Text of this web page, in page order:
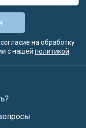
на обработку
с нашей политикой